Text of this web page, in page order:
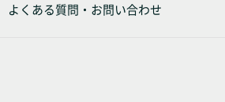
よくある質問・お問い合わせ